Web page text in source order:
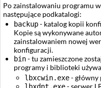
Po zainstalowaniu programu
następujące podkatalogi:
backup- katalog kopii
Kopie są wykonywane
zainstalowaniem nowej
konfiguracji.
bin- tu zamieszczone
programy i biblioteki
lbxcwin.exe-